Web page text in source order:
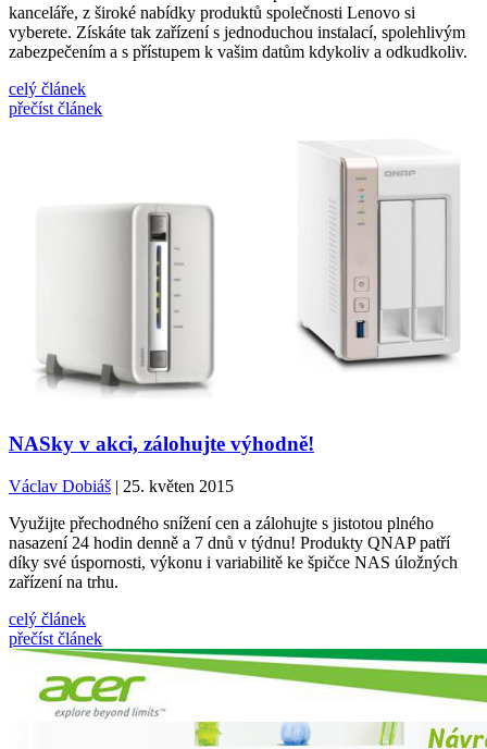
kanceláře, z široké nabídky produktů společnosti Lenovo si
vyberete. Získáte tak zařízení s jednoduchou instalací, spolehlivým
zabezpečením a s přístupem k vašim datům kdykoliv a odkudkoliv.
celý článek
přečíst článek
NASky v akci, zálohujte výhodně!
Václav Dobiáš | 25. květen 2015
Využijte přechodného snížení cen a zálohujte s jistotou plného
nasazení 24 hodin denně a 7 dnů v týdnu! Produkty QNAP patří
díky své úspornosti, výkonu i variabilitě ke špičce NAS úložných
zařízení na trhu.
celý článek
přečíst článek